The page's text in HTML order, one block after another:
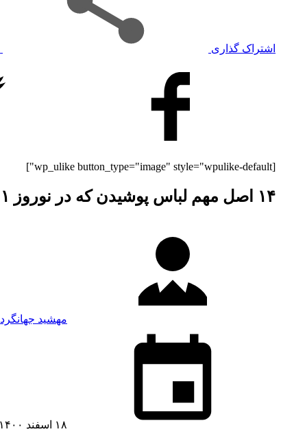
اشتراک گذاری
[wp_ulike button_type="image" style="wpulike-default"]
۱۴ اصل مهم لباس پوشیدن که در نوروز ۱۴۰۱ باید رعایت کنید
مهشید جهانگرد
۱۸ اسفند ۱۴۰۰